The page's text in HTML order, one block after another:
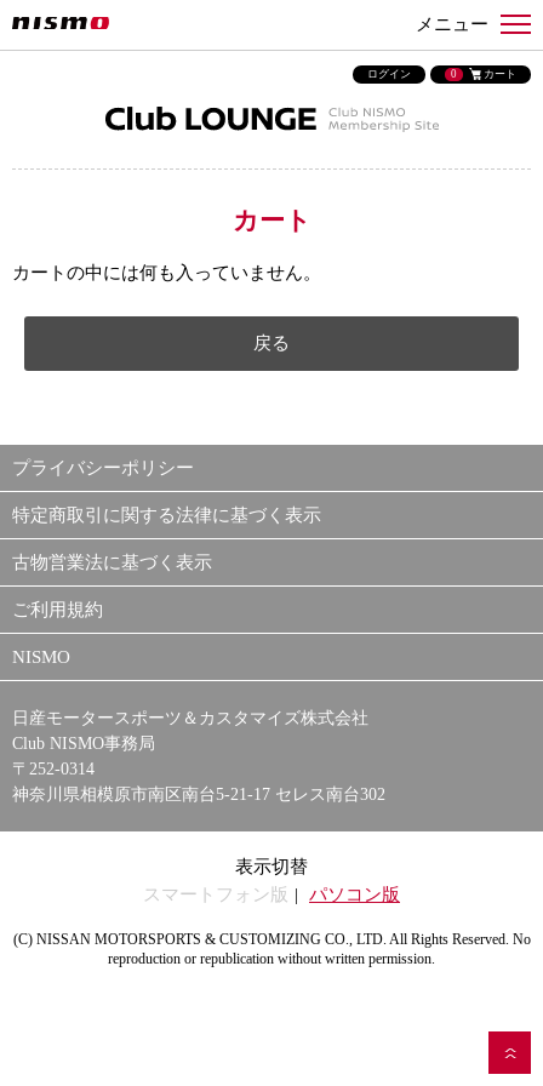
メニュー
ログイン 0 カート
カート
カートの中には何も入っていません。
戻る
プライバシーポリシー
特定商取引に関する法律に基づく表示
古物営業法に基づく表示
ご利用規約
NISMO
日産モータースポーツ＆カスタマイズ株式会社
Club NISMO事務局
〒252-0314
神奈川県相模原市南区南台5-21-17 セレス南台302
表示切替
スマートフォン版
パソコン版
(C) NISSAN MOTORSPORTS & CUSTOMIZING CO., LTD. All Rights Reserved. No
reproduction or republication without written permission.